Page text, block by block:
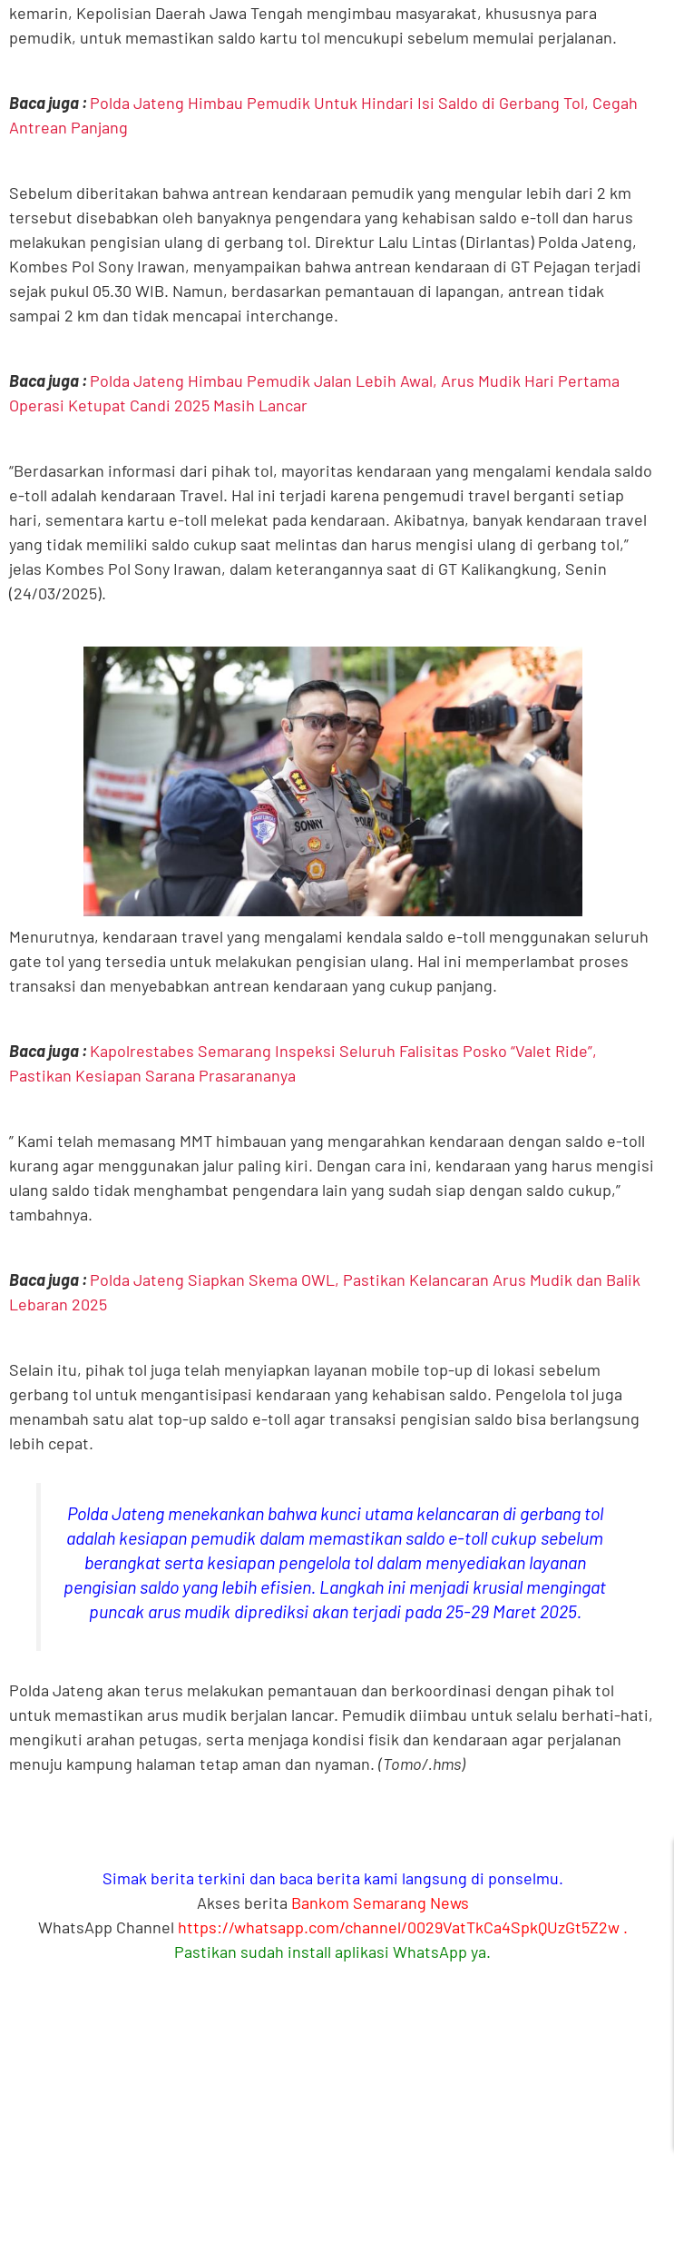
kemarin, Kepolisian Daerah Jawa Tengah mengimbau masyarakat, khususnya para
pemudik, untuk memastikan saldo kartu tol mencukupi sebelum memulai perjalanan.
Baca juga : Polda Jateng Himbau Pemudik Untuk Hindari Isi Saldo di Gerbang Tol, Cegah
Antrean Panjang
Sebelum diberitakan bahwa antrean kendaraan pemudik yang mengular lebih dari 2 km
tersebut disebabkan oleh banyaknya pengendara yang kehabisan saldo e-toll dan harus
melakukan pengisian ulang di gerbang tol. Direktur Lalu Lintas (Dirlantas) Polda Jateng,
Kombes Pol Sony Irawan, menyampaikan bahwa antrean kendaraan di GT Pejagan terjadi
sejak pukul 05.30 WIB. Namun, berdasarkan pemantauan di lapangan, antrean tidak
sampai 2 km dan tidak mencapai interchange.
Baca juga : Polda Jateng Himbau Pemudik Jalan Lebih Awal, Arus Mudik Hari Pertama
Operasi Ketupat Candi 2025 Masih Lancar
“Berdasarkan informasi dari pihak tol, mayoritas kendaraan yang mengalami kendala saldo
e-toll adalah kendaraan Travel. Hal ini terjadi karena pengemudi travel berganti setiap
hari, sementara kartu e-toll melekat pada kendaraan. Akibatnya, banyak kendaraan travel
yang tidak memiliki saldo cukup saat melintas dan harus mengisi ulang di gerbang tol,”
jelas Kombes Pol Sony Irawan, dalam keterangannya saat di GT Kalikangkung, Senin
(24/03/2025).
Menurutnya, kendaraan travel yang mengalami kendala saldo e-toll menggunakan seluruh
gate tol yang tersedia untuk melakukan pengisian ulang. Hal ini memperlambat proses
transaksi dan menyebabkan antrean kendaraan yang cukup panjang.
Baca juga : Kapolrestabes Semarang Inspeksi Seluruh Falisitas Posko “Valet Ride”,
Pastikan Kesiapan Sarana Prasarananya
” Kami telah memasang MMT himbauan yang mengarahkan kendaraan dengan saldo e-toll
kurang agar menggunakan jalur paling kiri. Dengan cara ini, kendaraan yang harus mengisi
ulang saldo tidak menghambat pengendara lain yang sudah siap dengan saldo cukup,”
tambahnya.
Baca juga : Polda Jateng Siapkan Skema OWL, Pastikan Kelancaran Arus Mudik dan Balik
Lebaran 2025
Selain itu, pihak tol juga telah menyiapkan layanan mobile top-up di lokasi sebelum
gerbang tol untuk mengantisipasi kendaraan yang kehabisan saldo. Pengelola tol juga
menambah satu alat top-up saldo e-toll agar transaksi pengisian saldo bisa berlangsung
lebih cepat.
Polda Jateng menekankan bahwa kunci utama kelancaran di gerbang tol
adalah kesiapan pemudik dalam memastikan saldo e-toll cukup sebelum
berangkat serta kesiapan pengelola tol dalam menyediakan layanan
pengisian saldo yang lebih efisien. Langkah ini menjadi krusial mengingat
puncak arus mudik diprediksi akan terjadi pada 25-29 Maret 2025.
Polda Jateng akan terus melakukan pemantauan dan berkoordinasi dengan pihak tol
untuk memastikan arus mudik berjalan lancar. Pemudik diimbau untuk selalu berhati-hati,
mengikuti arahan petugas, serta menjaga kondisi fisik dan kendaraan agar perjalanan
menuju kampung halaman tetap aman dan nyaman. (Tomo/.hms)
Simak berita terkini dan baca berita kami langsung di ponselmu.
Akses berita Bankom Semarang News
WhatsApp Channel https://whatsapp.com/channel/0029VatTkCa4SpkQUzGt5Z2w.
Pastikan sudah install aplikasi WhatsApp ya.